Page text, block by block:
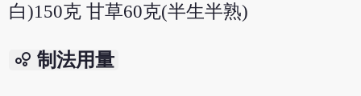
白)150克 甘草60克(半生半熟)
bubble_chart 制法用量